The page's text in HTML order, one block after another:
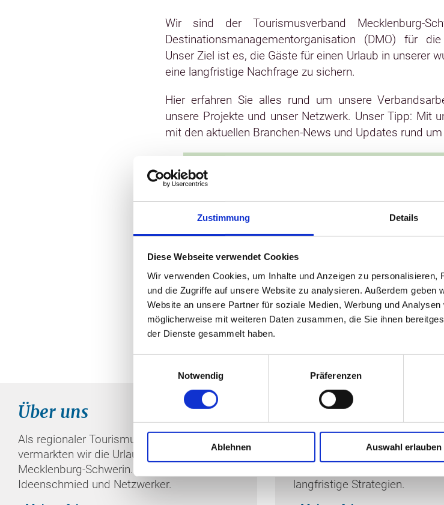
Zustimmung Details
Diese Webseite verwendet Cookies
Wir verwenden Cookies, um Inhalte und Anzeigen zu
und die Zugriffe auf unsere Website zu analysieren. Außerdem geben
Website an unsere Partner für soziale Medien, Werbung und
möglicherweise mit weiteren Daten zusammen, die Sie ihnen
der Dienste gesammelt haben.
Notwendig
Präferenzen
Ablehnen Auswahl erlauben
Wir sind der Tourismusverband Mecklenburg-
Destinationsmanagementorganisation (DMO) für
Unser Ziel ist es, die Gäste für einen Urlaub in unserer
eine langfristige Nachfrage zu sichern.
Hier erfahren Sie alles rund um unsere
unsere Projekte und unser Netzwerk. Unser Tipp: Mit
mit den aktuellen Branchen-News und Updates rund
Branchen-News
Was ist gerade im Tourismus los? Was gibts
unseren Projekten, Kampagnen und
Netzwerktreffen? In der Rubrik
Branchehalten
wir Sie stets auf dem Laufenden.
Über uns
Als regionaler Tourismusverband
vermarkten wir die Urlaubsregion
Mecklenburg-Schwerin. Wir sind
Ideenschmied und Netzwerker.
Strategie
Gesamtangebotes in der
langfristige Strategien.